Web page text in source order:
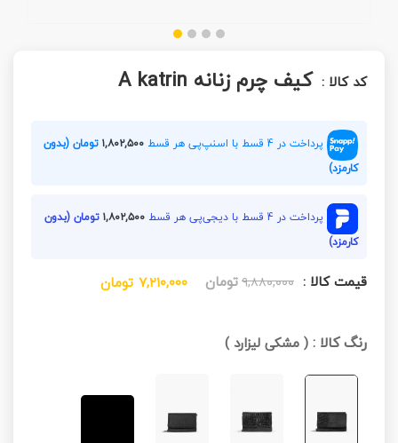
کد کالا : کیف چرم زنانه A katrin
پرداخت در 4 قسط با اسنپ‌پی هر قسط ۱,۸۰۲,۵۰۰تومان (بدون
کارمزد)
پرداخت در 4 قسط با دیجی‌پی هر قسط ۱,۸۰۲,۵۰۰تومان (بدون
کارمزد)
قیمت کالا : ۹,۸۸۰,۰۰۰تومان ۷,۲۱۰,۰۰۰ تومان
رنگ کالا :(مشکی لیزارد)